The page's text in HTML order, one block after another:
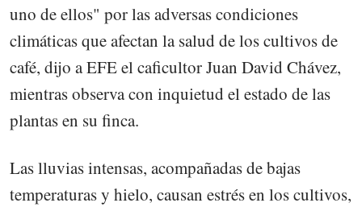
uno de ellos" por las adversas condiciones
climáticas que afectan la salud de los cultivos de
café, dijo a EFE el caficultor Juan David Chávez,
mientras observa con inquietud el estado de las
plantas en su finca.
Las lluvias intensas, acompañadas de bajas
temperaturas y hielo, causan estrés en los cultivos,